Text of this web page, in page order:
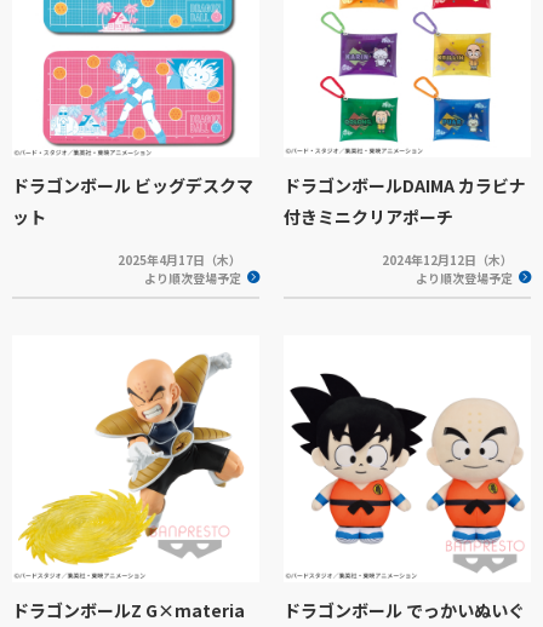
ドラゴンボール ビッグデスクマ
ット
2025年4月17日（木）
より順次登場予定
ドラゴンボールDAIMA カラビナ
付きミニクリアポーチ
2024年12月12日（木）
より順次登場予定
ドラゴンボールZ G×materia
ドラゴンボール でっかいぬいぐ